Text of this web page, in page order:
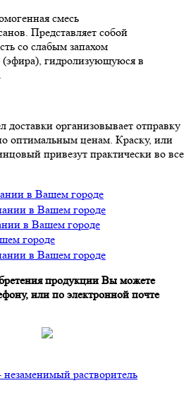
смесь
Представляет собой
со слабым запахом
(эфира), гидролизующуюся в
доставки организовывает отправку
оптимальным ценам. Краску, или
привезут практически во все
продукции Вы можете
или по электронной почте
растворитель